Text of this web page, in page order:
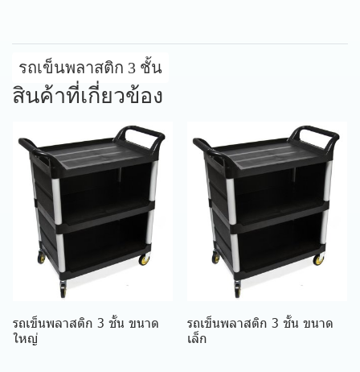
รถเข็นพลาสติก 3 ชั้น
สินค้าที่เกี่ยวข้อง
รถเข็นพลาสติก 3 ชั้น ขนาด
ใหญ่
รถเข็นพลาสติก 3 ชั้น ขนาด
เล็ก